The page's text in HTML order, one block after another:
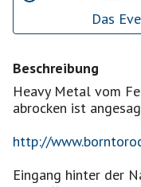
Das
Beschreibung
Heavy Metal vom
abrocken ist
http://